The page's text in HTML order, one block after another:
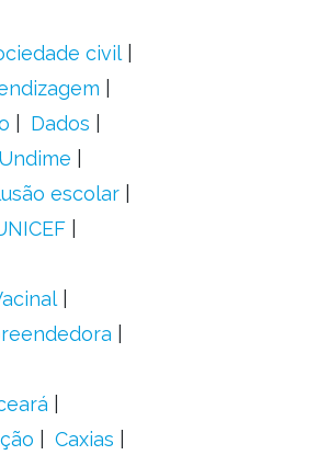
civil
Dados
Undime
escolar
Caxias